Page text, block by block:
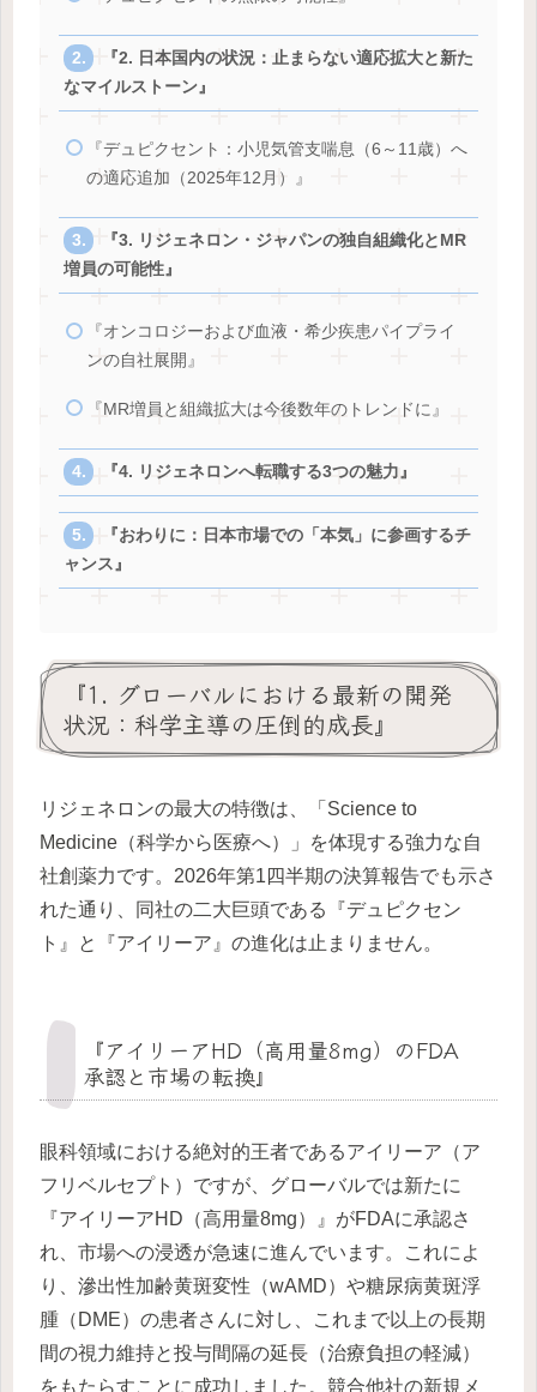
『2. 日本国内の状況：止まらない適応拡大と新た
なマイルストーン』
『デュピクセント：小児気管支喘息（6～11歳）へ
の適応追加（2025年12月）』
『3. リジェネロン・ジャパンの独自組織化とMR
増員の可能性』
『オンコロジーおよび血液・希少疾患パイプライ
ンの自社展開』
『MR増員と組織拡大は今後数年のトレンドに』
『4. リジェネロンへ転職する3つの魅力』
『おわりに：日本市場での「本気」に参画するチ
ャンス』
『1. グローバルにおける最新の開発
状況：科学主導の圧倒的成長』
リジェネロンの最大の特徴は、「Science to
Medicine（科学から医療へ）」を体現する強力な自
社創薬力です。2026年第1四半期の決算報告でも示さ
れた通り、同社の二大巨頭である『デュピクセン
ト』と『アイリーア』の進化は止まりません。
『アイリーアHD（高用量8mg）のFDA
承認と市場の転換』
眼科領域における絶対的王者であるアイリーア（ア
フリベルセプト）ですが、グローバルでは新たに
『アイリーアHD（高用量8mg）』がFDAに承認さ
れ、市場への浸透が急速に進んでいます。これによ
り、滲出性加齢黄斑変性（wAMD）や糖尿病黄斑浮
腫（DME）の患者さんに対し、これまで以上の長期
間の視力維持と投与間隔の延長（治療負担の軽減）
をもたらすことに成功しました。競合他社の新規メ